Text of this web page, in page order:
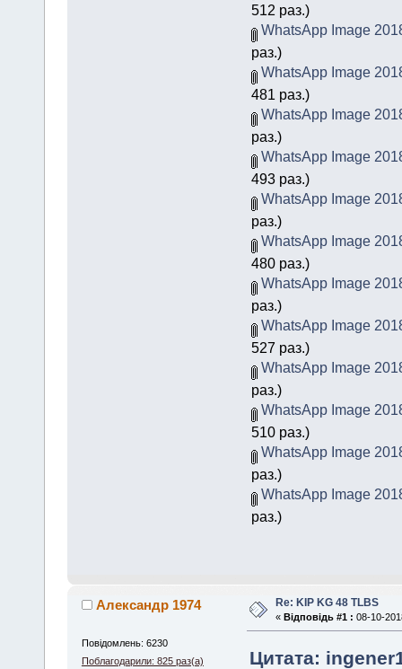
512 раз.)
WhatsApp Image
раз.)
WhatsApp Image
481 раз.)
WhatsApp Image
раз.)
WhatsApp Image
493 раз.)
WhatsApp Image
раз.)
WhatsApp Image
480 раз.)
WhatsApp Image
раз.)
WhatsApp Image
527 раз.)
WhatsApp Image
раз.)
WhatsApp Image
510 раз.)
WhatsApp Image
раз.)
WhatsApp Image
раз.)
Александр 1974
Повідомлень: 6230
Поблагодарили: 825 раз(а)
Re: KIP KG 48 TLBS
« Відповідь #1 : 08-10-
Цитата: